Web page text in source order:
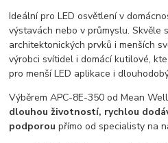
Ideální pro LED osvětlení v
výstavách nebo v průmyslu. Skvěle
architektonických prvků i menších
výrobci svítidel i domácí kutilové,
pro menší LED aplikace i
Výběrem APC-8E-350 od Mean
dlouhou životností, rychlou
podporou přímo od specialisty na